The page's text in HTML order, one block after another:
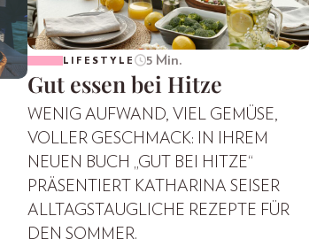
LIFESTYLE 5 Min.
Gut essen bei Hitze
WENIG AUFWAND, VIEL GEMÜSE,
VOLLER GESCHMACK: IN IHREM
NEUEN BUCH „GUT BEI HITZE“
PRÄSENTIERT KATHARINA SEISER
ALLTAGSTAUGLICHE REZEPTE FÜR
DEN SOMMER.